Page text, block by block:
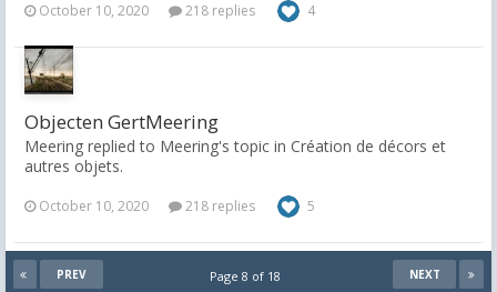
October 10, 2020 218 replies 4
Objecten GertMeering
Meering replied to Meering's topic in Création de décors et
autres objets.
October 10, 2020 218 replies 5
PREV NEXT
Page 8 of 18